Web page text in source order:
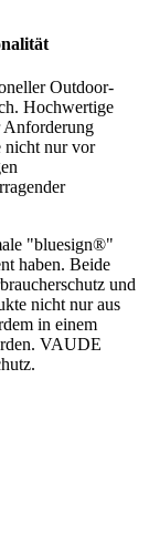
Outdoor-
Hochwertige
Anforderung
nicht nur vor
"bluesign®"
haben. Beide
und
nicht nur aus
in einem
VAUDE